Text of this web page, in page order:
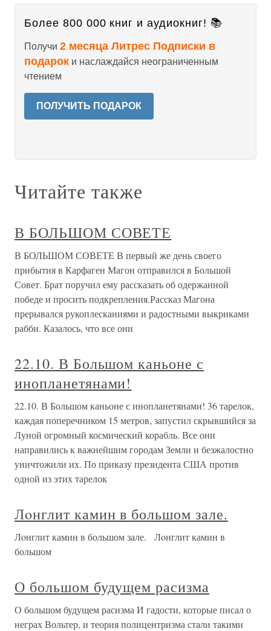
Более 800 000 книг и аудиокниг! 📚
Получи 2 месяца Литрес Подписки в
подарок и наслаждайся неограниченным
чтением
ПОЛУЧИТЬ ПОДАРОК
Читайте также
В БОЛЬШОМ СОВЕТЕ
В БОЛЬШОМ СОВЕТЕ В первый же день своего
прибытия в Карфаген Магон отправился в Большой
Совет. Брат поручил ему рассказать об одержанной
победе и просить подкрепления.Рассказ Магона
прерывался рукоплесканиями и радостными выкриками
рабби. Казалось, что все они
22.10. В Большом каньоне с
инопланетянами!
22.10. В Большом каньоне с инопланетянами! 36 тарелок,
каждая поперечником 15 метров, запустил скрывшийся за
Луной огромный космический корабль. Все они
направились к важнейшим городам Земли и безжалостно
уничтожили их. По приказу президента США против
одной из этих тарелок
Лoнглит камин в большом зале.
Лoнглит камин в большом зале. Лoнглит камин в
большом
О большом будущем расизма
О большом будущем расизма И гадости, которые писал о
неграх Вольтер, и теория полицентризма стали такими